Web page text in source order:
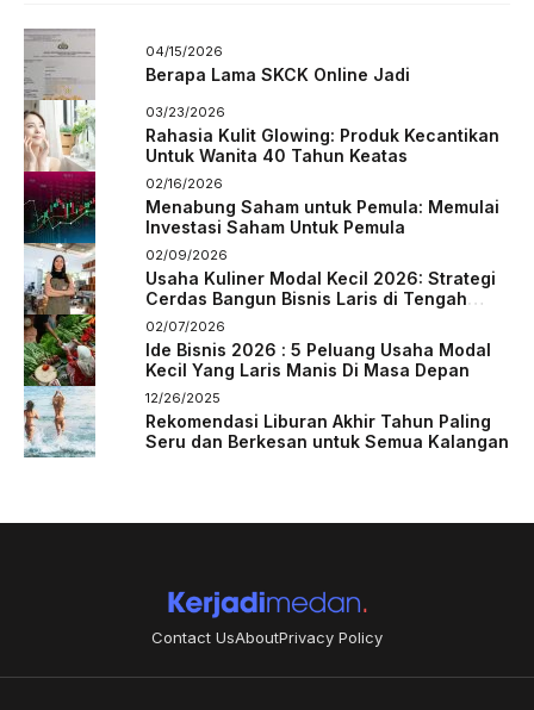
04/15/2026
Berapa Lama SKCK Online Jadi
03/23/2026
Rahasia Kulit Glowing: Produk Kecantikan
Untuk Wanita 40 Tahun Keatas
02/16/2026
Menabung Saham untuk Pemula: Memulai
Investasi Saham Untuk Pemula
02/09/2026
Usaha Kuliner Modal Kecil 2026: Strategi
Cerdas Bangun Bisnis Laris di Tengah
Persaingan
02/07/2026
Ide Bisnis 2026 : 5 Peluang Usaha Modal
Kecil Yang Laris Manis Di Masa Depan
12/26/2025
Rekomendasi Liburan Akhir Tahun Paling
Seru dan Berkesan untuk Semua Kalangan
Contact UsAboutPrivacy Policy